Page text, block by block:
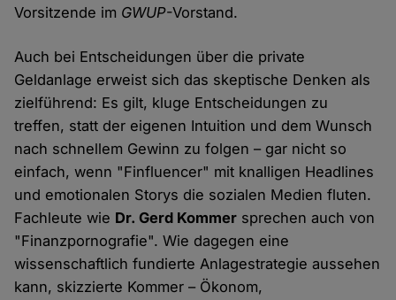
Vorsitzende im GWUP-Vorstand.
Auch bei Entscheidungen über die private
Geldanlage erweist sich das skeptische Denken als
zielführend: Es gilt, kluge Entscheidungen zu
treffen, statt der eigenen Intuition und dem Wunsch
nach schnellem Gewinn zu folgen – gar nicht so
einfach, wenn "Finfluencer" mit knalligen Headlines
und emotionalen Storys die sozialen Medien fluten.
Fachleute wie Dr. Gerd Kommer sprechen auch von
"Finanzpornografie". Wie dagegen eine
wissenschaftlich fundierte Anlagestrategie aussehen
kann, skizzierte Kommer – Ökonom,